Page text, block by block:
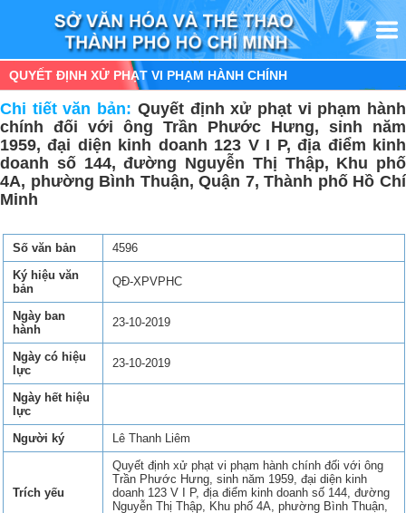
QUYẾT ĐỊNH XỬ PHẠT VI PHẠM HÀNH CHÍNH
Chi tiết văn bản: Quyết định xử phạt vi phạm hành
chính đối với ông Trần Phước Hưng, sinh năm
1959, đại diện kinh doanh 123 V I P, địa điểm kinh
doanh số 144, đường Nguyễn Thị Thập, Khu phố
4A, phường Bình Thuận, Quận 7, Thành phố Hồ Chí
Minh
Số văn bản
4596
Ký hiệu văn
bản
QĐ-XPVPHC
Ngày ban
hành
23-10-2019
Ngày có hiệu
lực
23-10-2019
Ngày hết hiệu
lực
Người ký
Lê Thanh Liêm
Trích yếu
Quyết định xử phạt vi phạm hành chính đối với ông
Trần Phước Hưng, sinh năm 1959, đại diện kinh
doanh 123 V I P, địa điểm kinh doanh số 144, đường
Nguyễn Thị Thập, Khu phố 4A, phường Bình Thuận,